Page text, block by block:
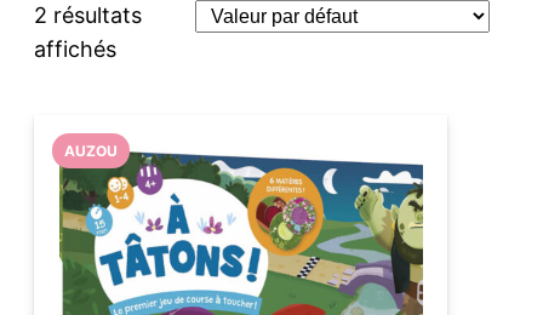
2 résultats
affichés
AUZOU